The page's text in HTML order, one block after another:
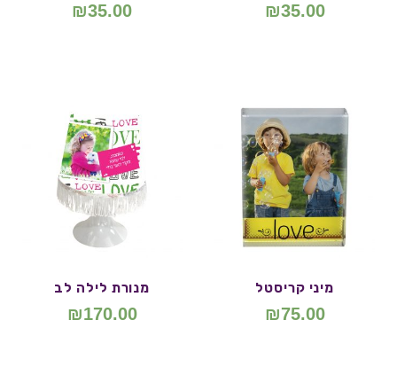
₪35.00
₪35.00
מיני קריסטל
₪75.00
מנורת לילה לב
₪170.00